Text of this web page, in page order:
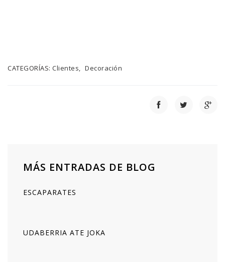
CATEGORÍAS: Clientes Decoración
MÁS ENTRADAS DE BLOG
ESCAPARATES
UDABERRIA ATE JOKA